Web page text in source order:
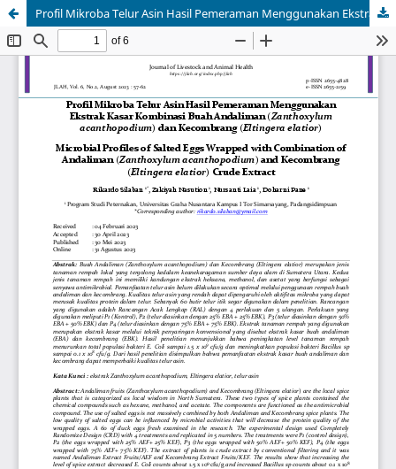
Profil Mikroba Telur Asin Hasil Pemeraman Menggunakan Ekstrak Kasar Kombinasi Buah Andaliman (Zanthoxylum acanthopodium) dan Kecombrang (Eltingera elatior)